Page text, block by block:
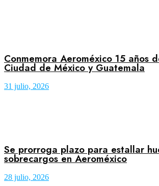
Conmemora Aeroméxico 15 años
Ciudad de México y Guatemala
31 julio, 2026
Se prorroga plazo para estallar
sobrecargos en Aeroméxico
28 julio, 2026